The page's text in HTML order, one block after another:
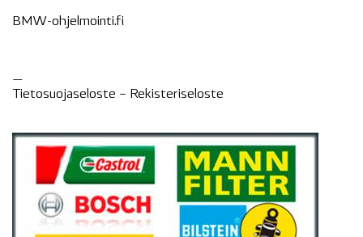
BMW-ohjelmointi.fi
—
Tietosuojaseloste – Rekisteriseloste